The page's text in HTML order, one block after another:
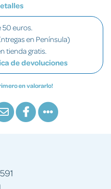
50 euros.
en Península)
tienda gratis.
de devoluciones
en valorarlo!